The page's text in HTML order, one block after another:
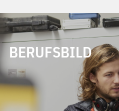
BERUFSBILD